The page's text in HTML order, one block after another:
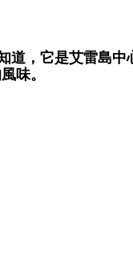
，它是艾雷島中
味。